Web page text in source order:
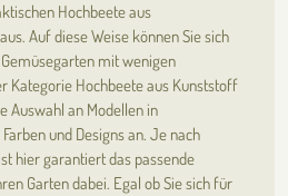
Hochbeete aus
Auf diese Weise können Sie sich
mit wenigen
Kategorie Hochbeete aus Kunststoff
Auswahl an Modellen in
und Designs an. Je nach
hier garantiert das passende
Garten dabei. Egal ob Sie sich für